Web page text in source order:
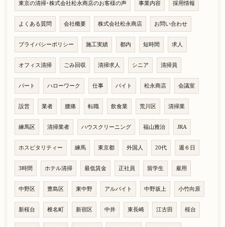
東京の清掃･株式会社松永商店のお客様の声 事業内容 採用情報
よくある質問 会社概要 株式会社松永商店 お問い合わせ
プライバシーポリシー 施工実績 都内 短時間 求人
オフィス清掃 ごみ回収 清掃求人 シニア 清掃員
パート ハローワーク 仕事 バイト 松永商店 会議室
設営 業者 腰痛 転職 飲食業 荒川区 清掃業
練馬区 清掃業者 ハウスクリーニング 福山雅治 JRA
ホスピタリティー 練馬 東京都 外国人 20代 週６日
3時間 ホテル清掃 最低賃金 正社員 留学生 雇用
中野区 豊島区 東中野 アルバイト 中野坂上 小竹向原
新桜台 椎名町 新宿区 中井 東長崎 江古田 桜台